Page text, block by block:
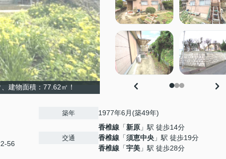
建物面積：77.62㎡！
56
築年 1977年6月(築49年)
交通
香椎線 「新原 」駅 徒歩14分
香椎線 「須恵中央 」駅 徒歩19分
香椎線 「宇美 」駅 徒歩28分